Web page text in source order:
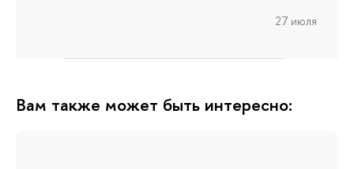
27 июля
Вам также может быть интересно: